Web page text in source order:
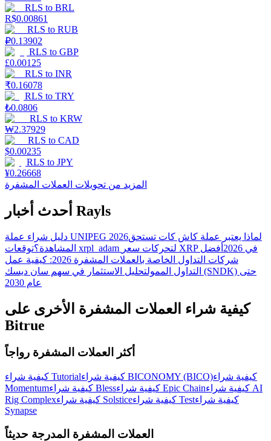
RLS to BRL
R$0.00861
RLS to RUB
₽0.13902
RLS to GBP
£0.00125
RLS to INR
₹0.16078
RLS to TRY
₺0.0806
RLS to KRW
₩2.37929
RLS to CAD
$0.00235
RLS to JPY
¥0.26668
المزيد من تحويلات العملات المشفرة
أحدث أخبار Rayls
دليل شراء عملة UNIPEG 2026لماذا يعتبر عملة كاش كات تستحق
المشاهدة؟
توقعات xrpl_adam لتحركات سعر XRP في 2026
أفضل
شركات التداول الخاصة بالعملات المشفرة 2026: كيفية عمل
التداول الممولتحليل الاستثمار في سهم سان ديسك (SNDK) حتى
عام 2030
كيفية شراء العملات المشفرة الأخرى على
Bitrue
أكثر العملات المشفرة رواجاً
كيفية شراء Tutorial كيفية شراء BICONOMY (BICO)كيفية شراء
Momentum
كيفية شراء Bless كيفية شراء Epic Chainكيفية شراء AI
Rig Complex
كيفية شراء Solstice كيفية شراء Testكيفية شراء
Synapse
العملات المشفرة المدرجة حديثاً